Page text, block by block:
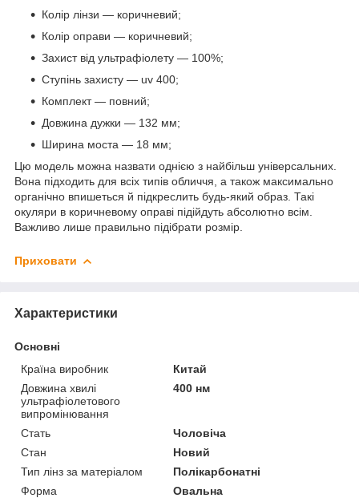
Колір лінзи — коричневий;
Колір оправи — коричневий;
Захист від ультрафіолету — 100%;
Ступінь захисту — uv 400;
Комплект — повний;
Довжина дужки — 132 мм;
Ширина моста — 18 мм;
Цю модель можна назвати однією з найбільш універсальних.
Вона підходить для всіх типів обличчя, а також максимально
органічно впишеться й підкреслить будь-який образ. Такі
окуляри в коричневому оправі підійдуть абсолютно всім.
Важливо лише правильно підібрати розмір.
Приховати
Характеристики
Основні
Країна виробник
Китай
Довжина хвилі
ультрафіолетового
випромінювання
400 нм
Стать
Чоловіча
Стан
Новий
Тип лінз за матеріалом
Полікарбонатні
Форма
Овальна